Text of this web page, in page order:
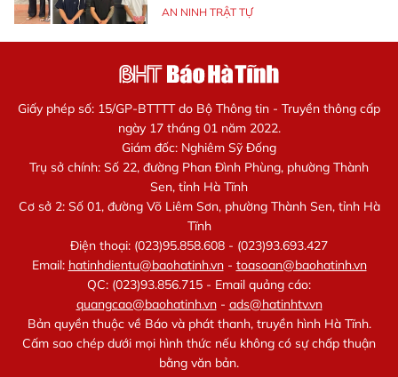
AN NINH TRẬT TỰ
Giấy phép số: 15/GP-BTTTT do Bộ Thông tin - Truyền thông cấp
ngày 17 tháng 01 năm 2022.
Giám đốc: Nghiêm Sỹ Đống
Trụ sở chính: Số 22, đường Phan Đình Phùng, phường Thành
Sen, tỉnh Hà Tĩnh
Cơ sở 2: Số 01, đường Võ Liêm Sơn, phường Thành Sen, tỉnh Hà
Tĩnh
Điện thoại: (023)95.858.608 - (023)93.693.427
Email: hatinhdientu@baohatinh.vn- toasoan@baohatinh.vn
QC: (023)93.856.715 - Email quảng cáo:
quangcao@baohatinh.vn- ads@hatinhtv.vn
Bản quyền thuộc về Báo và phát thanh, truyền hình Hà Tĩnh.
Cấm sao chép dưới mọi hình thức nếu không có sự chấp thuận
bằng văn bản.